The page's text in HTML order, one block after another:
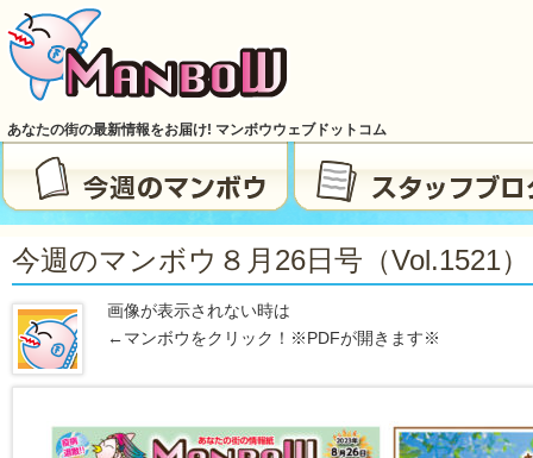
あなたの街の最新情報をお届け! マンボウウェブドットコム
今週のマンボウ８月26日号（vol.1521）
画像が表示されない時は
←マンボウをクリック！※PDFが開きます※